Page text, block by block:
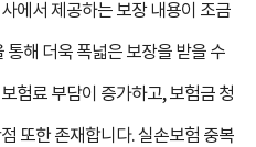
에서 제공하는 보장 내용이 조금
통해 더욱 폭넓은 보장을 받을 수
험료 부담이 증가하고, 보험금 청
또한 존재합니다. 실손보험 중복